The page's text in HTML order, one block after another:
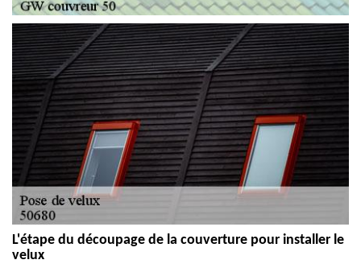
L'étape du découpage de la couverture pour installer le
velux